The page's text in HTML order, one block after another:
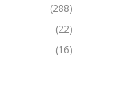
(288)
(22)
(16)